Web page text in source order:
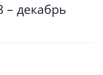
– декабрь